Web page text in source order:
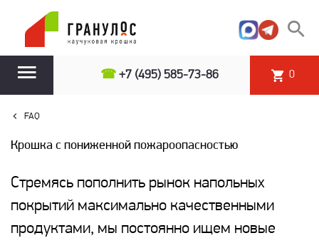
☎ +7 (495) 585-73-86 0
FAQ
Крошка с пониженной пожароопасностью
Стремясь пополнить рынок напольных
покрытий максимально качественными
продуктами, мы постоянно ищем новые